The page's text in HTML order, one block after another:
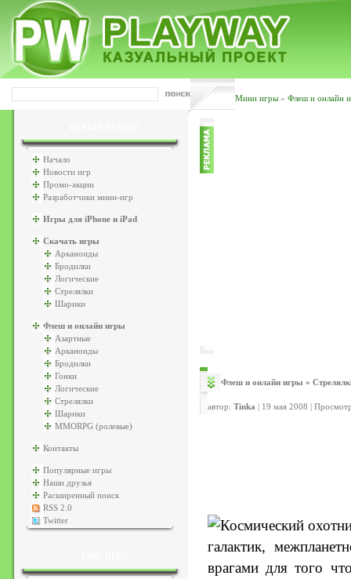
Мини игры » Флеш и онлайн
Начало
Новости игр
Промо-акции
Разработчики мини-игр
Игры для iPhone и iPad
Скачать игры
Арканоиды
Бродилки
Логические
Стрелялки
Шарики
Флеш и онлайн игры
Азартные
Арканоиды
Бродилки
Гонки
Логические
Стрелялки
Шарики
MMORPG (ролевые)
Контакты
Популярные игры
Наши друзья
Расширенный поиск
RSS 2.0
Twitter
Флеш и онлайн игры »
автор: Tinka | 19 мая 2008 |
галактик,
врагами для того